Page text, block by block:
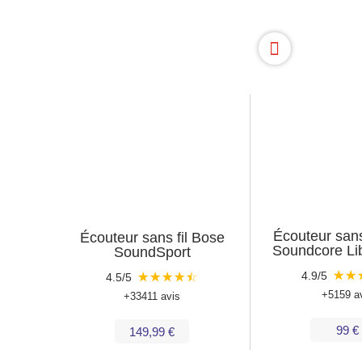
Écouteur sans fil Bose
SoundSport
4.5/5 ★★★★☆
+33411 avis
149,99 €

Écouteur
Soundcore
4.9/5 ★★
+5159
99 €